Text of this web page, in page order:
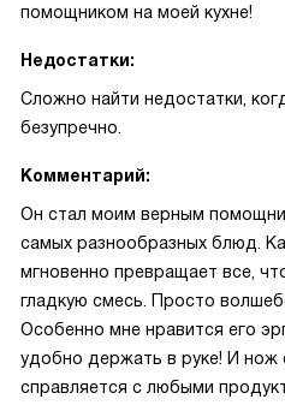
помощником на моей кухне!
Недостатки:
Сложно найти недостатки,
безупречно.
Комментарий:
Он стал моим верным
самых разнообразных блюд.
мгновенно превращает все,
гладкую смесь. Просто
Особенно мне нравится его
удобно держать в руке! И нож
справляется с любыми